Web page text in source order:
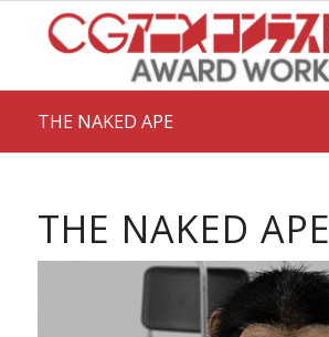
THE NAKED APE
THE NAKED APE